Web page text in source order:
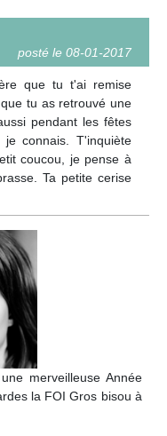
posté le 08-01-2017
que tu t'ai remise
tu as retrouvé une
pendant les fêtes
connais. T'inquiète
coucou, je pense à
Ta petite cerise
merveilleuse Année
la FOI Gros bisou à